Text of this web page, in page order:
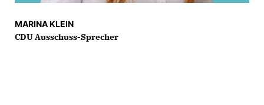
MARINA KLEIN
CDU Ausschuss-Sprecher